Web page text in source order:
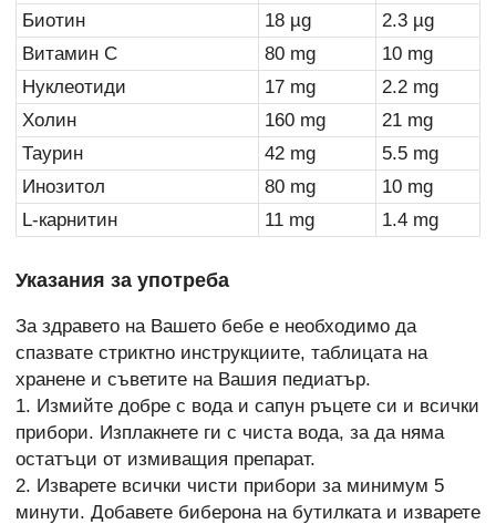
Биотин
18 µg 2.3 µg
Витамин C
80 mg
10 mg
Нуклеотиди
17 mg
2.2 mg
Холин
160 mg
21 mg
Таурин
42 mg
5.5 mg
Инозитол
80 mg
10 mg
L-карнитин
11 mg 1.4 mg
Указания за употреба
За здравето на Вашето бебе е необходимо да
спазвате стриктно инструкциите, таблицата на
хранене и съветите на Вашия педиатър.
1. Измийте добре с вода и сапун ръцете си и всички
прибори. Изплакнете ги с чиста вода, за да няма
остатъци от измиващия препарат.
2. Изварете всички чисти прибори за минимум 5
минути. Добавете биберона на бутилката и изварете